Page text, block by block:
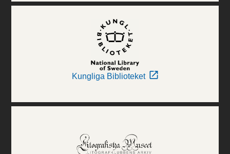
Kungliga Biblioteket